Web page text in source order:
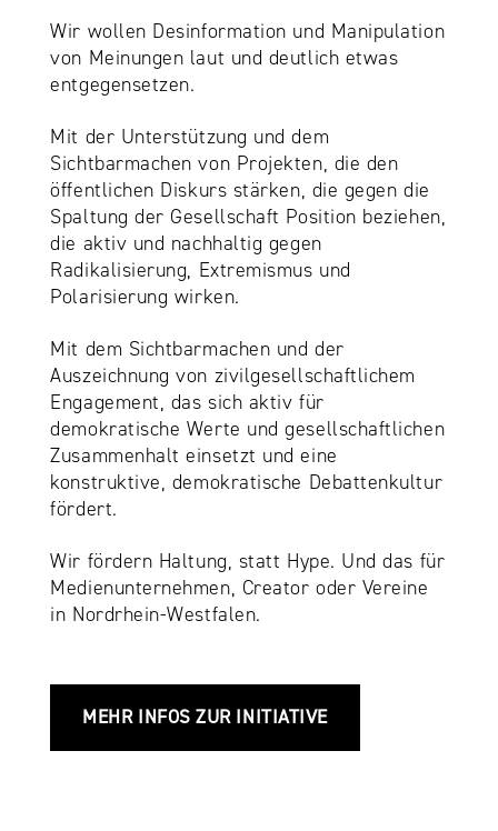
Wir wollen Desinformation und Manipulation
von Meinungen laut und deutlich etwas
entgegensetzen.
Mit der Unterstützung und dem
Sichtbarmachen von Projekten, die den
öffentlichen Diskurs stärken, die gegen die
Spaltung der Gesellschaft Position beziehen,
die aktiv und nachhaltig gegen
Radikalisierung, Extremismus und
Polarisierung wirken.
Mit dem Sichtbarmachen und der
Auszeichnung von zivilgesellschaftlichem
Engagement, das sich aktiv für
demokratische Werte und gesellschaftlichen
Zusammenhalt einsetzt und eine
konstruktive, demokratische Debattenkultur
fördert.
Wir fördern Haltung, statt Hype. Und das für
Medienunternehmen, Creator oder Vereine
in Nordrhein-Westfalen.
MEHR INFOS ZUR INITIATIVE